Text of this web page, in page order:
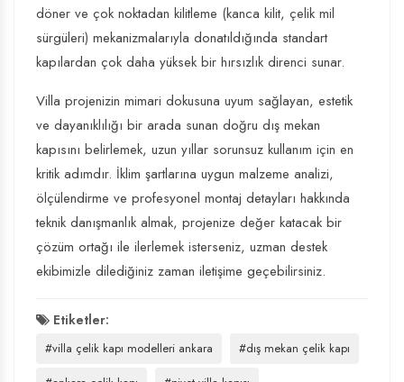
döner ve çok noktadan kilitleme (kanca kilit, çelik mil
sürgüleri) mekanizmalarıyla donatıldığında standart
kapılardan çok daha yüksek bir hırsızlık direnci sunar.
Villa projenizin mimari dokusuna uyum sağlayan, estetik
ve dayanıklılığı bir arada sunan doğru dış mekan
kapısını belirlemek, uzun yıllar sorunsuz kullanım için en
kritik adımdır. İklim şartlarına uygun malzeme analizi,
ölçülendirme ve profesyonel montaj detayları hakkında
teknik danışmanlık almak, projenize değer katacak bir
çözüm ortağı ile ilerlemek isterseniz, uzman destek
ekibimizle dilediğiniz zaman iletişime geçebilirsiniz.
Etiketler:
#villa çelik kapı modelleri ankara
#dış mekan çelik kapı